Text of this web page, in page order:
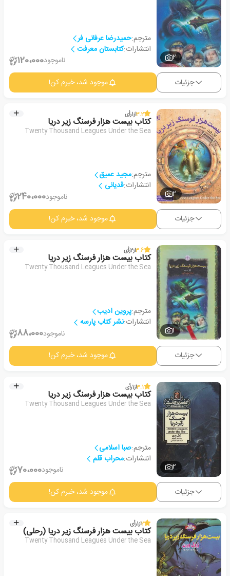
2
مترجم:حمیدرضا عرفانی فر
انتشارات:کتابستان معرفت
ناموجود120،000
جزئیات موجود شد، خبرم کن!
2
3.2از1رأی
کتاب بیست هزار فرسنگ زیر دریا
Twenty Thousand Leagues Under the Sea
مترجم:مجید عمیق
انتشارات:قدیانی
ناموجود240،000
جزئیات موجود شد، خبرم کن!
1
3.6از2رأی
کتاب بیست هزار فرسنگ زیر دریا
Twenty Thousand Leagues Under the Sea
مترجم:پروین ادیب
انتشارات:نشر کتاب پارسه
ناموجود88،000
جزئیات موجود شد، خبرم کن!
2
3.1از1رأی
کتاب بیست هزار فرسنگ زیر دریا
Twenty Thousand Leagues Under the Sea
مترجم:صبا اسلامی
انتشارات:محراب قلم
ناموجود70،000
جزئیات موجود شد، خبرم کن!
2از1رأی
کتاب بیست هزار فرسنگ زیر دریا (رحلی)
Twenty Thousand Leagues Under the Sea